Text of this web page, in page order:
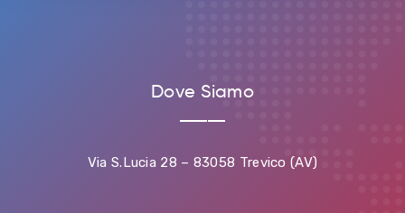
Dove Siamo
Via S.Lucia 28 – 83058 Trevico (AV)